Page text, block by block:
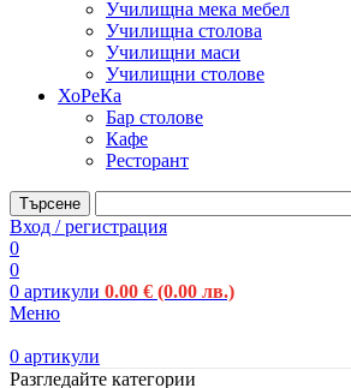
Училищна мека мебел
Училищна столова
Училищни маси
Училищни столове
ХоРеКа
Бар столове
Кафе
Ресторант
Търсене
Вход / регистрация
0
0
0 артикули 0.00 € (0.00 лв.)
Меню
0 артикули
Разгледайте категории